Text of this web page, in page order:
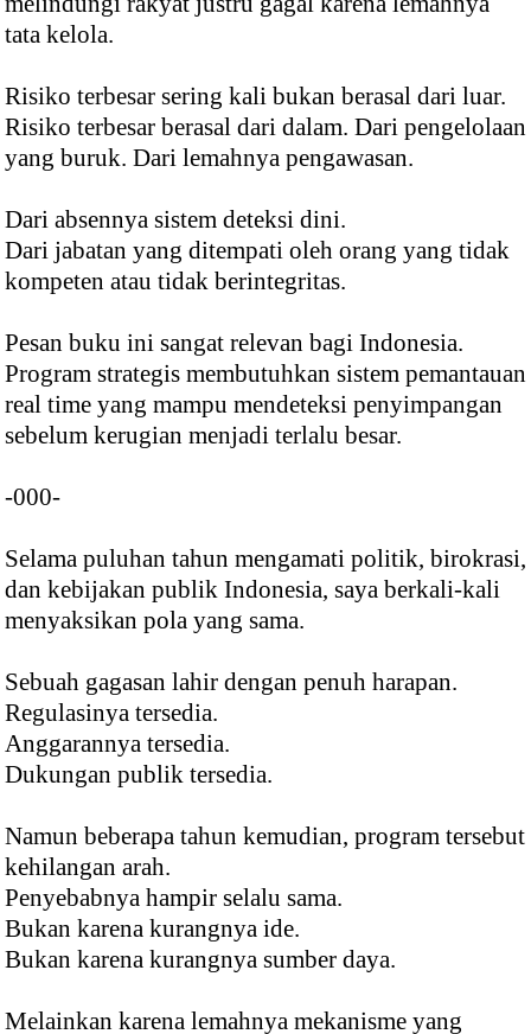
tata kelola.
Risiko terbesar sering kali bukan berasal dari luar.
Risiko terbesar berasal dari dalam. Dari pengelolaan
yang buruk. Dari lemahnya pengawasan.
Dari absennya sistem deteksi dini.
Dari jabatan yang ditempati oleh orang yang tidak
kompeten atau tidak berintegritas.
Pesan buku ini sangat relevan bagi Indonesia.
Program strategis membutuhkan sistem pemantauan
real time yang mampu mendeteksi penyimpangan
sebelum kerugian menjadi terlalu besar.
-000-
Selama puluhan tahun mengamati politik, birokrasi,
dan kebijakan publik Indonesia, saya berkali-kali
menyaksikan pola yang sama.
Sebuah gagasan lahir dengan penuh harapan.
Regulasinya tersedia.
Anggarannya tersedia.
Dukungan publik tersedia.
Namun beberapa tahun kemudian, program tersebut
kehilangan arah.
Penyebabnya hampir selalu sama.
Bukan karena kurangnya ide.
Bukan karena kurangnya sumber daya.
Melainkan karena lemahnya mekanisme yang